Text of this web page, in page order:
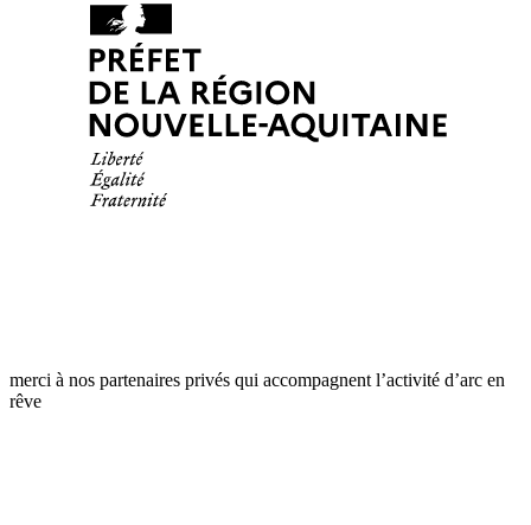
merci à nos partenaires privés qui accompagnent l’activité d’arc en
rêve